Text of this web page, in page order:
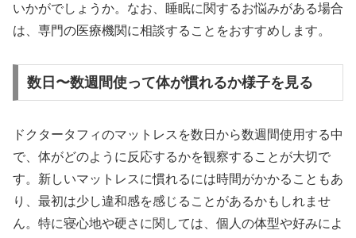
いかがでしょうか。なお、睡眠に関するお悩みがある場合
は、専門の医療機関に相談することをおすすめします。
数日〜数週間使って体が慣れるか様子を見る
ドクタータフィのマットレスを数日から数週間使用する中
で、体がどのように反応するかを観察することが大切で
す。新しいマットレスに慣れるには時間がかかることもあ
り、最初は少し違和感を感じることがあるかもしれませ
ん。特に寝心地や硬さに関しては、個人の体型や好みによ